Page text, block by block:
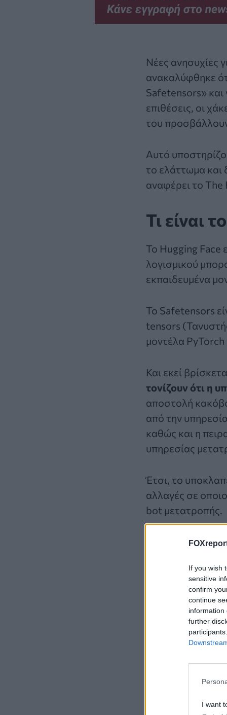
If you wish
sensitive
confirm
continue
information
further
I want
Νέες ανησυχίες
ανακαλύφθηκε
Safetensors» και
επιθέσεις, οι
του
Αυτό
το ελάττωμα
αναφέρει το
Τι είναι
Το Hugging Face
λογισμικού
εκπαιδευμένα
Το Safetensors
tensors
μοντέλα
Και εκεί
τονίζουν ότι η
αποστολή
από την
καθώς και η
υπηρεσίας
Έτσι, το
αλλαγές σε
bot μετατροπής.